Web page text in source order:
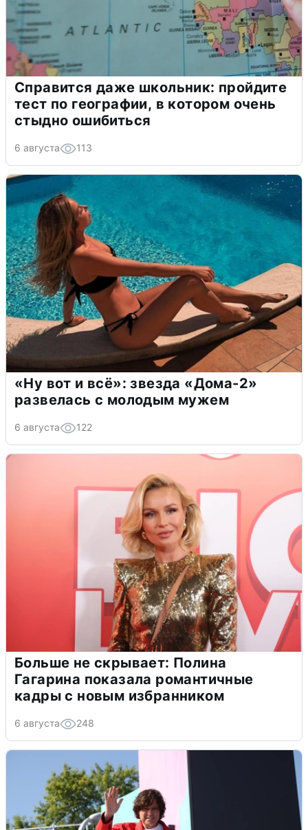
Справится даже школьник: пройдите
тест по географии, в котором очень
стыдно ошибиться
6 августа 113
«Ну вот и всё»: звезда «Дома-2»
развелась с молодым мужем
6 августа 122
Больше не скрывает: Полина
Гагарина показала романтичные
кадры с новым избранником
6 августа 248